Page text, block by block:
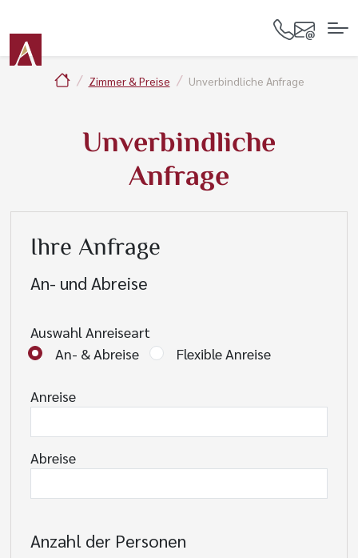
Zimmer & Preise Unverbindliche Anfrage
Unverbindliche
Anfrage
Ihre Anfrage
An- und Abreise
Auswahl Anreiseart
An- & Abreise
Flexible Anreise
Anreise
Abreise
Anzahl der Personen